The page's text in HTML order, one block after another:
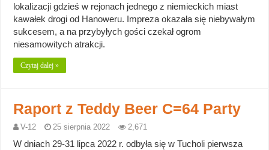
lokalizacji gdzieś w rejonach jednego z niemieckich miast
kawałek drogi od Hanoweru. Impreza okazała się niebywałym
sukcesem, a na przybyłych gości czekał ogrom
niesamowitych atrakcji.
Czytaj dalej »
Raport z Teddy Beer C=64 Party
V-12 25 sierpnia 2022 2,671
W dniach 29-31 lipca 2022 r. odbyła się w Tucholi pierwsza